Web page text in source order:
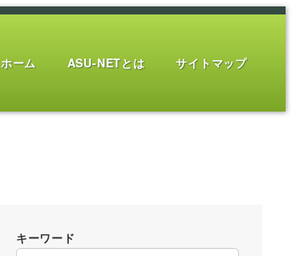
ホーム ASU-NETとは サイトマップ
キーワード